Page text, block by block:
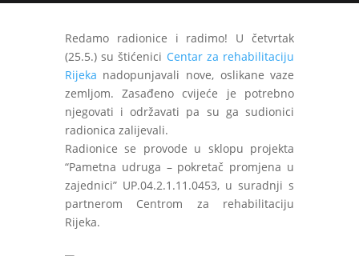
Redamo radionice i radimo! U četvrtak
(25.5.) su štićenici Centar za rehabilitaciju
Rijeka nadopunjavali nove, oslikane vaze
zemljom. Zasađeno cvijeće je potrebno
njegovati i održavati pa su ga sudionici
radionica zalijevali.
Radionice se provode u sklopu projekta
“Pametna udruga – pokretač promjena u
zajednici” UP.04.2.1.11.0453, u suradnji s
partnerom Centrom za rehabilitaciju
Rijeka.